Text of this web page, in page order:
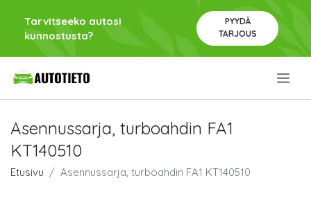
Tarvitseeko autosi
kunnostusta?
PYYDÄ
TARJOUS
Asennussarja, turboahdin FA1
KT140510
Etusivu Asennussarja, turboahdin FA1 KT140510